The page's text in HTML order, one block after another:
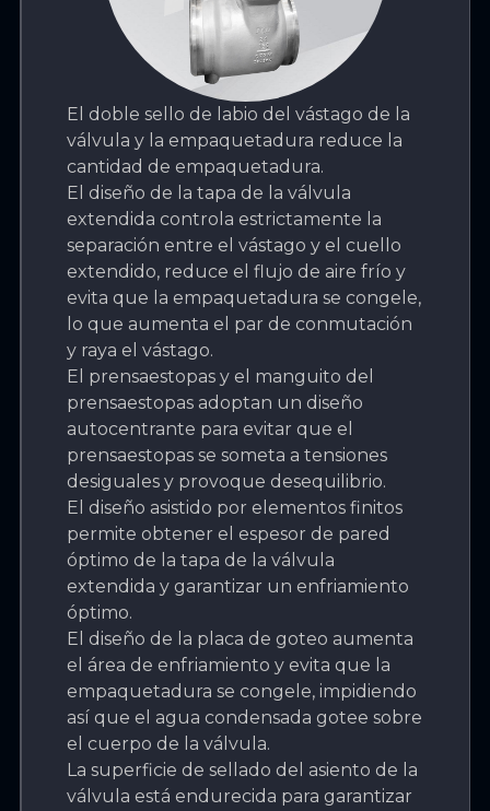
El doble sello de labio del vástago de la
válvula y la empaquetadura reduce la
cantidad de empaquetadura.
El diseño de la tapa de la válvula
extendida controla estrictamente la
separación entre el vástago y el cuello
extendido, reduce el flujo de aire frío y
evita que la empaquetadura se congele,
lo que aumenta el par de conmutación
y raya el vástago.
El prensaestopas y el manguito del
prensaestopas adoptan un diseño
autocentrante para evitar que el
prensaestopas se someta a tensiones
desiguales y provoque desequilibrio.
El diseño asistido por elementos finitos
permite obtener el espesor de pared
óptimo de la tapa de la válvula
extendida y garantizar un enfriamiento
óptimo.
El diseño de la placa de goteo aumenta
el área de enfriamiento y evita que la
empaquetadura se congele, impidiendo
así que el agua condensada gotee sobre
el cuerpo de la válvula.
La superficie de sellado del asiento de la
válvula está endurecida para garantizar